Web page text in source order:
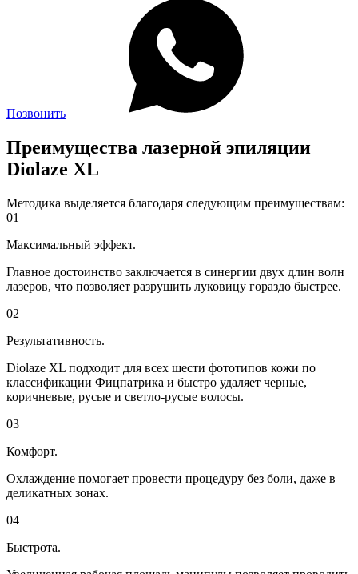
Позвонить
Преимущества лазерной эпиляции
Diolaze XL
Методика выделяется благодаря следующим преимуществам:
01
Максимальный эффект.
Главное достоинство заключается в синергии двух длин волн
лазеров, что позволяет разрушить луковицу гораздо быстрее.
02
Результативность.
Diolaze XL подходит для всех шести фототипов кожи по
классификации Фицпатрика и быстро удаляет черные,
коричневые, русые и светло-русые волосы.
03
Комфорт.
Охлаждение помогает провести процедуру без боли, даже в
деликатных зонах.
04
Быстрота.